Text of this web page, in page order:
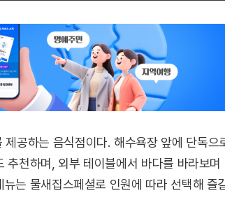
공하는 음식점이다. 해수욕장 앞에 단독으
천하며, 외부 테이블에서 바다를 바라보며
는 물새집스페셜로 인원에 따라 선택해 즐